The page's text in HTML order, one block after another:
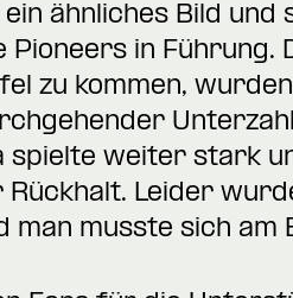
ähnliches Bild und
Pioneers in Führung.
zu kommen,
spielte weiter stark
Leider
man musste sich am